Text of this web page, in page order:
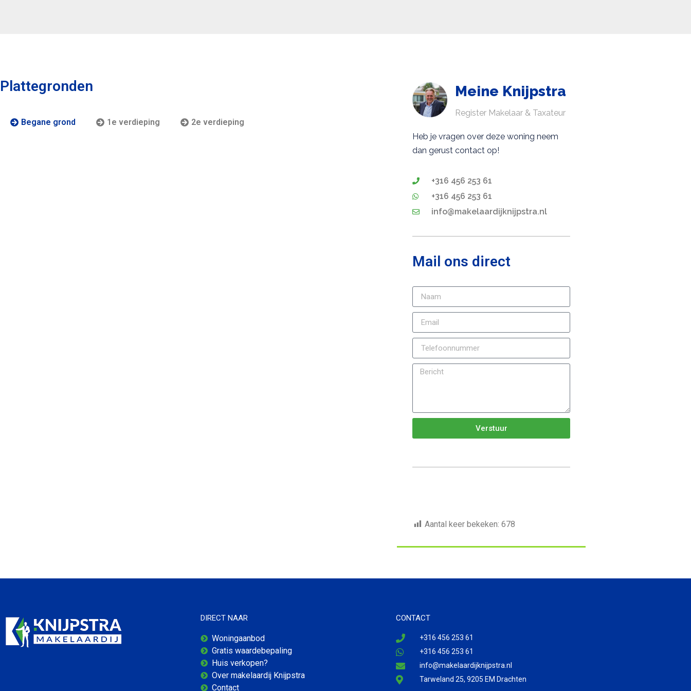
Plattegronden
Begane grond 1e verdieping 2e verdieping
Meine Knijpstra
Register Makelaar & Taxateur
Heb je vragen over deze woning neem
dan gerust contact op!
+316 456 253 61
+316 456 253 61
info@makelaardijknijpstra.nl
Mail ons direct
Verstuur
Aantal keer bekeken: 678
DIRECT NAAR
Woningaanbod
Gratis waardebepaling
Huis verkopen?
Over makelaardij Knijpstra
Contact
CONTACT
+316 456 253 61
+316 456 253 61
info@makelaardijknijpstra.nl
Tarweland 25, 9205 EM Drachten